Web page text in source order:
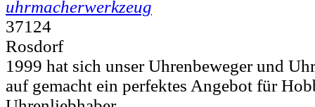
uhrmacherwerkzeug
37124
Rosdorf
1999 hat sich unser Uhrenbeweger und
auf gemacht ein perfektes Angebot für